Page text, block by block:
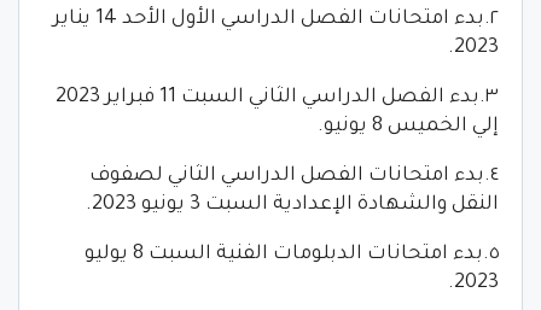
٢.بدء امتحانات الفصل الدراسي الأول الأحد 14 يناير
2023.
٣.بدء الفصل الدراسي الثاني السبت 11 فبراير 2023
إلي الخميس 8 يونيو.
٤.بدء امتحانات الفصل الدراسي الثاني لصفوف
النقل والشهادة الإعدادية السبت 3 يونيو 2023.
٥.بدء امتحانات الدبلومات الفنية السبت 8 يوليو
2023.